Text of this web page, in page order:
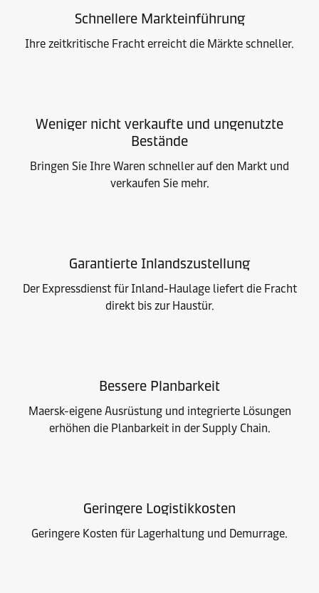
Schnellere Markteinführung
Ihre zeitkritische Fracht erreicht die Märkte schneller.
Weniger nicht verkaufte und ungenutzte
Bestände
Bringen Sie Ihre Waren schneller auf den Markt und
verkaufen Sie mehr.
Garantierte Inlandszustellung
Der Expressdienst für Inland-Haulage liefert die Fracht
direkt bis zur Haustür.
Bessere Planbarkeit
Maersk-eigene Ausrüstung und integrierte Lösungen
erhöhen die Planbarkeit in der Supply Chain.
Geringere Logistikkosten
Geringere Kosten für Lagerhaltung und Demurrage.